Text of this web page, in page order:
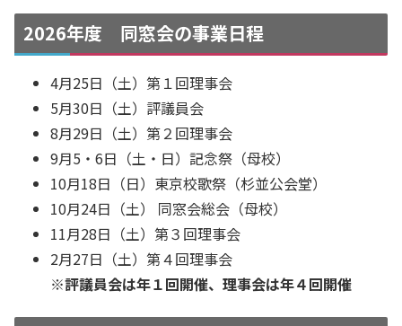
2026年度 同窓会の事業日程
4月25日（土）第１回理事会
5月30日（土）評議員会
8月29日（土）第２回理事会
9月5・6日（土・日）記念祭（母校）
10月18日（日）東京校歌祭（杉並公会堂）
10月24日（土） 同窓会総会（母校）
11月28日（土）第３回理事会
2月27日（土）第４回理事会
※評議員会は年１回開催、理事会は年４回開催